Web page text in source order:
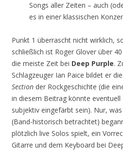
Songs aller Zeiten – auch
es in einer klassischen
Punkt 1 überrascht nicht wirklich,
schließlich ist Roger Glover über
die meiste Zeit bei Deep Purple.
Schlagzeuger Ian Paice bildet er
Section der Rockgeschichte (die
in diesem Beitrag könnte
subjektiv eingefärbt sein). Nur,
(Band-historisch betrachtet)
plötzlich live Solos spielt, ein
Gitarre und dem Keyboard bei